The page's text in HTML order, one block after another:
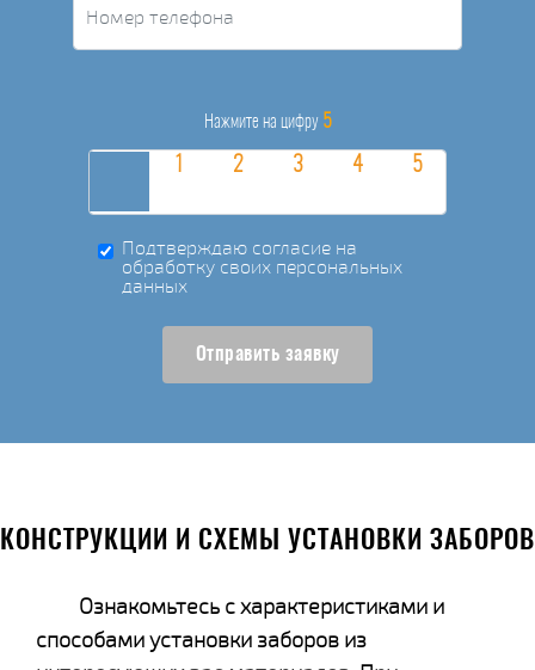
Нажмите на цифру 5
Подтверждаю согласие на
обработку своих персональных
данных
Отправить заявку
КОНСТРУКЦИИ И СХЕМЫ УСТАНОВКИ ЗАБОРОВ
Ознакомьтесь с характеристиками и
способами установки заборов из